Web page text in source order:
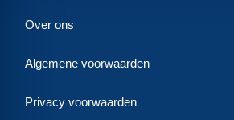
Over ons
Algemene voorwaarden
Privacy voorwaarden